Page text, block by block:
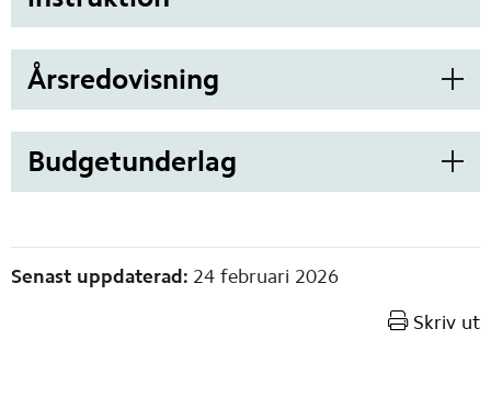
Årsredovisning
Budgetunderlag
Sidinformation
Senast uppdaterad: 24 februari 2026
Skriv ut